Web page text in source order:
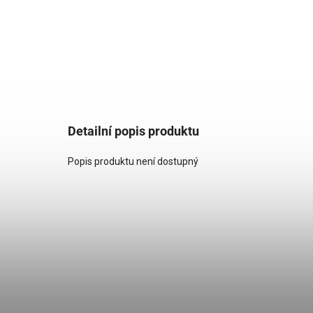
Detailní popis produktu
Popis produktu není dostupný